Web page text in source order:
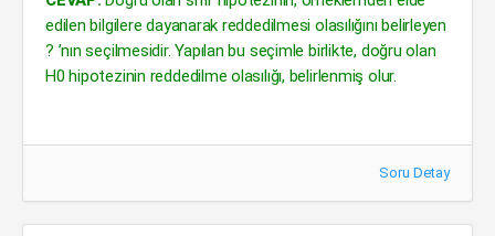
edilen bilgilere dayanarak reddedilmesi olasılığını belirleyen
? ’nın seçilmesidir. Yapılan bu seçimle birlikte, doğru olan
H0 hipotezinin reddedilme olasılığı, belirlenmiş olur.
Soru Detay